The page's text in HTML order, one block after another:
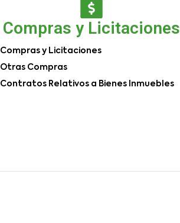
Compras y Licitaciones
Compras y Licitaciones
Otras Compras
Contratos Relativos a Bienes Inmuebles